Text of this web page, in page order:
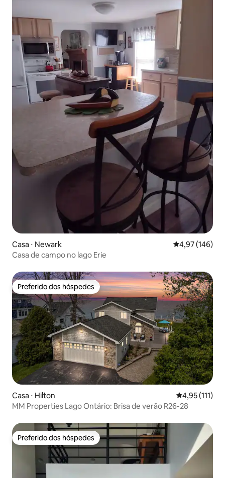
Casa ⋅ Newark 4,97 de uma
4,97 (146)
Casa de campo no lago Erie
Preferido dos hóspedes
Preferido dos hóspedes
Casa ⋅ Hilton 4,95 de uma
4,95 (111)
MM Properties Lago Ontário: Brisa de verão R26-28
Preferido dos hóspedes
Preferido dos hóspedes